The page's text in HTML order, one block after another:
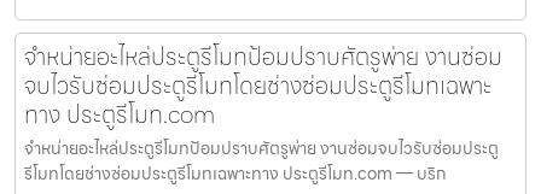
จำหน่ายอะไหล่ประตูรีโมทป้อมปราบศัตรูพ่าย งานซ่อม
จบไวรับซ่อมประตูรีโมทโดยช่างซ่อมประตูรีโมทเฉพาะ
ทาง ประตูรีโมท.com
จำหน่ายอะไหล่ประตูรีโมทป้อมปราบศัตรูพ่าย งานซ่อมจบไวรับซ่อมประตู
รีโมทโดยช่างซ่อมประตูรีโมทเฉพาะทาง ประตูรีโมท.com — บริก